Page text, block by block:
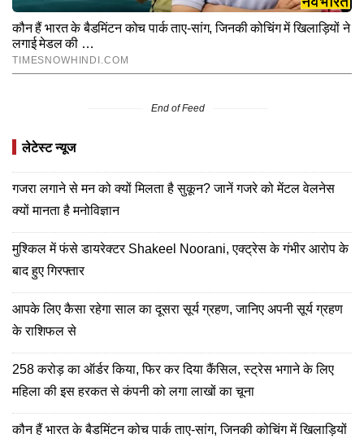
End of Feed
लेटेस्ट न्यूज
गजरा लगाने से मन को क्यों मिलता है सुकून? जानें गजरे को मेंटल वेलनेस
क्यों मानता है मनोविज्ञान
मुश्किल में फंसे डायरेक्टर Shakeel Noorani, एक्ट्रेस के गंभीर आरोप के
बाद हुए गिरफ्तार
आपके लिए कैसा रहेगा साल का दूसरा सूर्य ग्रहण, जानिए अपनी सूर्य ग्रहण
के राशिफल से
258 करोड़ का ऑर्डर किया, फिर कर दिया कैंसिल, स्ट्रेस भगाने के लिए
महिला की इस हरकत से कंपनी को लगा लाखों का चूना
कौन हैं भारत के बैडमिंटन कोच पार्क ताए-सांग, जिनकी कोचिंग में खिलाड़ियों